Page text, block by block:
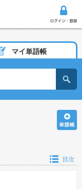
マイ単語帳
目次